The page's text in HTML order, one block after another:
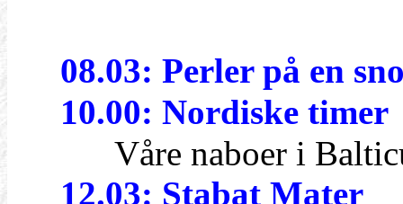
08.03: Perler på en
10.00: Nordiske timer
Våre naboer i
12.03: Stabat Mater